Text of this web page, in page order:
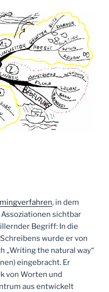
, in dem
sichtbar
Begriff: In die
wurde er von
„Writing the natural way“
eingebracht. Er
von Worten und
aus entwickelt